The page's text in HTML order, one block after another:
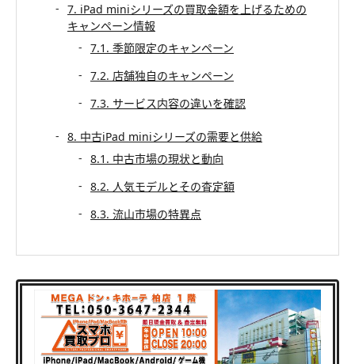
7. iPad miniシリーズの買取金額を上げるための
キャンペーン情報
7.1. 季節限定のキャンペーン
7.2. 店舗独自のキャンペーン
7.3. サービス内容の違いを確認
8. 中古iPad miniシリーズの需要と供給
8.1. 中古市場の現状と動向
8.2. 人気モデルとその査定額
8.3. 流山市場の特異点